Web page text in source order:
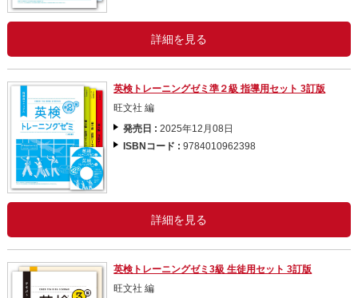
詳細を見る
英検トレーニングゼミ準２級 指導用セット 3訂版
旺文社 編
発売日 :2025年12月08日
ISBNコード :9784010962398
詳細を見る
英検トレーニングゼミ3級 生徒用セット 3訂版
旺文社 編